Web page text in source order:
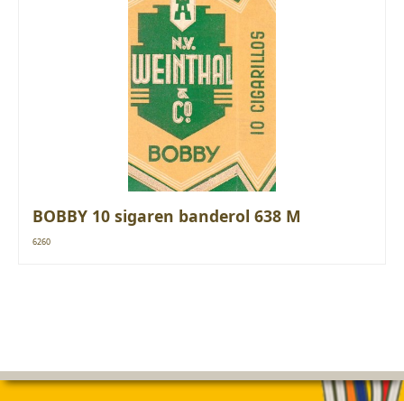
BOBBY 10 sigaren banderol 638 M
6260